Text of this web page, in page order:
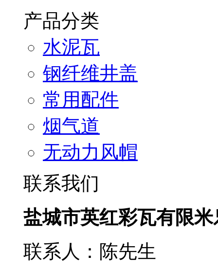
产品分类
水泥瓦
钢纤维井盖
常用配件
烟气道
无动力风帽
联系我们
盐城市英红彩瓦有限
联系人：陈先生